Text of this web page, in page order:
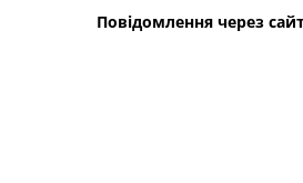
Повідомлення через